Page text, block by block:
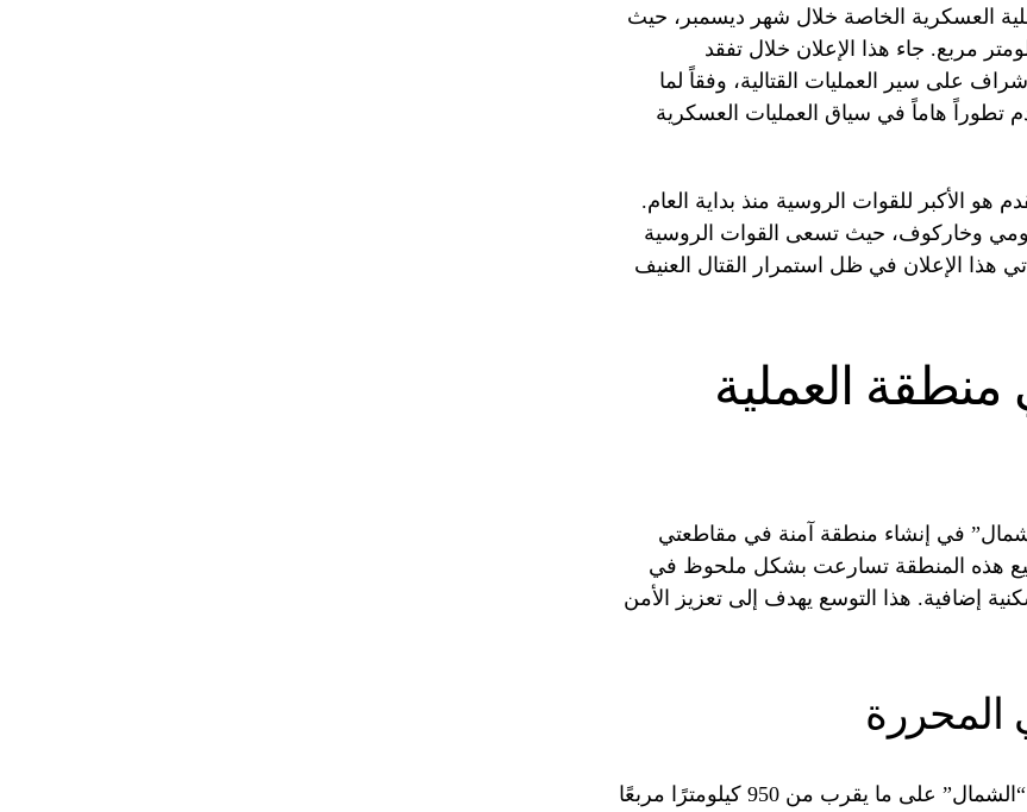
العسكرية الخاصة خلال شهر ديسمبر، حيث
تزيد عن 700 كيلومتر مربع. جاء هذا الإعلان خلال تفقد
على سير العمليات القتالية، وفقاً لما
تطوراً هاماً في سياق العمليات العسكرية
هو الأكبر للقوات الروسية منذ بداية العام.
وخاركوف، حيث تسعى القوات الروسية
هذا الإعلان في ظل استمرار القتال العنيف
العملية
في إنشاء منطقة آمنة في مقاطعتي
هذه المنطقة تسارعت بشكل ملحوظ في
إضافية. هذا التوسع يهدف إلى تعزيز الأمن
المحررة
حتى الآن، سيطرت وحدات مجموعة قوات “الشمال” على ما يقرب من 950 كيلومترًا مربعًا